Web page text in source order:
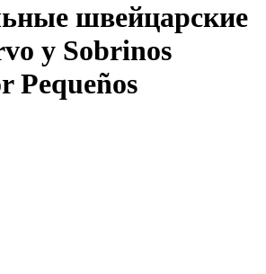
швейцарские
y Sobrinos
Pequeños